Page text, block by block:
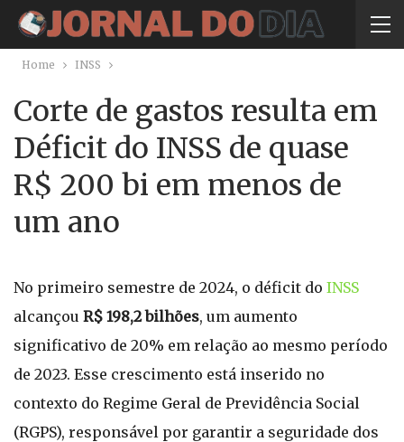
Home INSS
Corte de gastos resulta em
Déficit do INSS de quase
R$ 200 bi em menos de
um ano
No primeiro semestre de 2024, o déficit do INSS
alcançou R$ 198,2 bilhões, um aumento
significativo de 20% em relação ao mesmo período
de 2023. Esse crescimento está inserido no
contexto do Regime Geral de Previdência Social
(RGPS), responsável por garantir a seguridade dos